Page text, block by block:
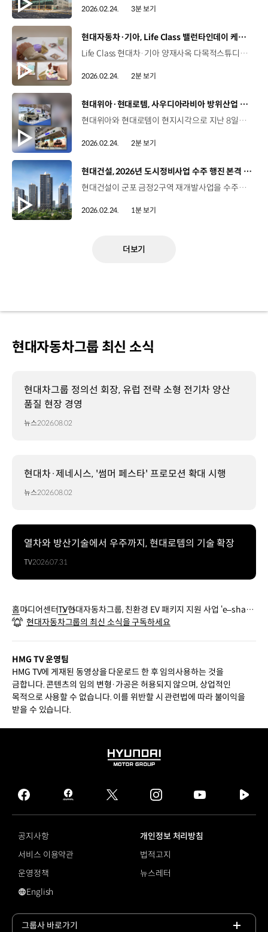
2026.02.24. 3분 보기
[동영상]
현대자동차·기아, Life Class 밸런타인데이 케이크 캔들 만들기
Life Class 현대차·기아 양재사옥 다목적스튜디오 2026년 2월 12일 현대차·기아 임직원을 위한 힐링 콘텐츠 ‘Life Class’ 일상에서 잠시 벗어나보는 ‘리프레시 타임’ 박시윤 책임매니저 / 현대차 비즈니스지원전략팀Life Class가 분기별로 진행되는 행사인데 매번 기획자가 아닌 참가자의 관점에서 ‘아 이런 프로그램이라면 나도 꼭 참여하고 싶다’라는 생각이 드실 수 있도록 아이템을 선정하려고 노력하고 있습니다. 이번 Life Class에서는 밸런타인데이를 맞아 세상에 단 하나뿐인 케이크 캔들 만들기 사전 신청을 통해 선정된 40명의 임직원 바쁜 업무에서 벗어나 나에게 몰입하는 ‘DIY 클래스’ 케이크 캔들 만들기 1 - 왁스에 향료를 넣어 크림 질감이 될 때까지 젓습니다 케이크 캔들 만들기 2 - 동물 그림 그리기 등 취향에 따라 꾸밉니다 케이크 캔들 만들기 3 - 크림 왁스를 캔들 위에 덮고 장식을 더해 완성합니다 직접 만든 특별한 캔들 완성! 달콤한 사랑은 캔들의 향기를 타고~ 내가 만든 케이크 위 작은 세상 세상에 단 하나라 더 특별한 선물 박시윤 책임매니저 / 현대차 비즈니스지원전략팀나도 몰랐던 내 창의력이나 손재주를 보면서 자기 효능감을 느끼시는 분들이 좀 많으시더라고요. 그리고 몰랐던 동료들이랑 소통도 하시고 같이 웃는 시간을 통해서 관계를 형성하실 수 있는 것도 라이프 클래스만의 강점이라고 생각합니다. 앞으로도 여러분들이 즐거워하실 만한 콘텐츠를 열심히 준비할 예정이니 많은 관심 그리고 참여 부탁드리겠습니다. 시기별 관심사를 반영한 임직원들의 힐링리프레시 타임 ‘Life Class’ 일터를 잠시 벗어나 동료와 유대감을 형성하는 소중한 시간 “항상 최선을 다하는 여러분의 일과 삶을 응원합니다”
2026.02.24. 2분 보기
[동영상]
현대위아·현대로템, 사우디아라비아 방위산업 전시회 ‘WDS 2026’ 참가
현대위아와 현대로템이 현지시각으로 지난 8일부터 12일까지 사우디아라비아 리야드에서 열린 ‘월드 디펜스 쇼(WDS) 2026’에 참가했습니다. WDS는 중동 최대의 방위산업 전시회로 올해는 45개국에서 750여 개 업체가 참여해 최신 방산 기술을 선보였는데요. 이번이 첫 참가인 현대위아는 단독 부스를 마련하고 소형전술차량에 탑재한 ‘경량화 105㎜ 자주포’ 등 차량형 화력체계 실물을 전시했습니다. 또한, AI 기반으로 사수가 실내에서 전장을 모니터링해 사격하는 원격사격통제체계(RCWS) 라인업도 선보여 주목을 받았습니다. 현대로템은 미래 전장에 대비한 지상무기체계와 첨단 무인 플랫폼 기술을 공개했는데요. 글로벌 시장에서 우수한 평가를 받고 있는 K2 전차를 비롯해 유·무인 복합체계(MUM-T), 수소 모빌리티 등을 전시했습니다. 특히, 처음으로 공개된 드론 방어 체계(C-UAS)를 접목한 다목적 무인차량 ‘HR-셰르파’는 임무에 따라 다양한 장비를 탑재할 수 있는 무인 플랫폼으로 향후 전술 운용 고도화에 핵심 역할을 할 것으로 기대를 모았습니다. 현대위아와 현대로템은 이번 전시를 계기로 미래 전장 대응 기술을 앞세워 중동 시장 진출에 박차를 가할 예정입니다.
2026.02.24. 2분 보기
[동영상]
현대건설, 2026년 도시정비사업 수주 행진 본격 시동
현대건설이 군포 금정2구역 재개발사업을 수주하며 2026년 도시정비사업 수주 행진에 본격적인 시동을 걸었습니다. 이번에 수주한 사업은 군포 원도심에 총 1,028세대의 공동주택을 짓는 사업으로 총 공사비가 약 4,258억 원 규모인데요. 현대건설은 도시의 미래 가치가 담긴 랜드마크를 세우겠다는 의미로 단지명을 ‘힐스테이트 금정 센터포인트’로 정하고 100m 높이에서 지역 전경을 조망할 수 있는 스카이 커뮤니티를 조성해 특화하겠다고 제안했습니다. 현대건설은 이번 수주를 시작으로 올해 도시정비 수주 목표를 ‘12조 원 이상 수주’로 설정하고 8년 연속 수주 1위라는 대기록을 이어 나갈 계획입니다.
2026.02.24. 1분 보기
더보기
현대자동차그룹 최신 소식
현대차그룹 정의선 회장, 유럽 전략 소형 전기차 양산
품질 현장 경영
뉴스2026.08.02
현대차·제네시스, '썸머 페스타' 프로모션 확대 시행
뉴스2026.08.02
열차와 방산기술에서 우주까지, 현대로템의 기술 확장
TV2026.07.31
홈미디어센터TV현대자동차그룹, 친환경 EV 패키지 지원 사업 ‘e–share’
업무협약식
현대자동차그룹의 최신 소식을 구독하세요
HMG TV 운영팀
HMG TV에 게재된 동영상을 다운로드 한 후 임의사용하는 것을
금합니다. 콘텐츠의 임의 변형·가공은 허용되지 않으며, 상업적인
목적으로 사용할 수 없습니다. 이를 위반할 시 관련법에 따라 불이익을
받을 수 있습니다.
HYUNDAI
GROUP
facebook
hmg
journal
twitter instagram
tv
공지사항
개인정보 처리방침
서비스 이용약관
법적고지
운영정책
뉴스레터
영문 사이트로 이동
English
그룹사 바로가기